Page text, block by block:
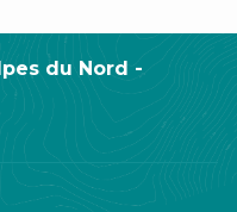
du Nord -